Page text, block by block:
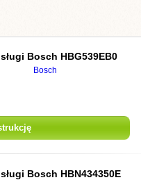
Bosch HBG539EB0
Bosch
Bosch HBN434350E